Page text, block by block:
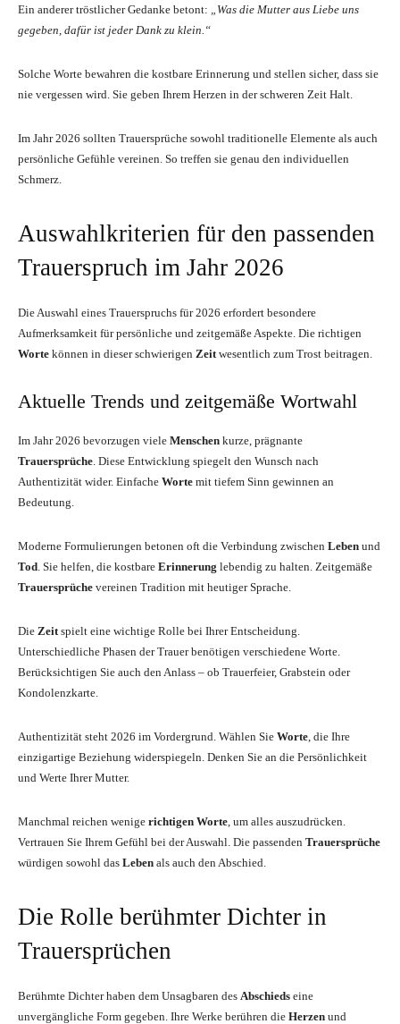
Ein anderer tröstlicher Gedanke betont: „Was die Mutter aus Liebe uns
gegeben, dafür ist jeder Dank zu klein.“
Solche Worte bewahren die kostbare Erinnerung und stellen sicher, dass sie
nie vergessen wird. Sie geben Ihrem Herzen in der schweren Zeit Halt.
Im Jahr 2026 sollten Trauersprüche sowohl traditionelle Elemente als auch
persönliche Gefühle vereinen. So treffen sie genau den individuellen
Schmerz.
Auswahlkriterien für den passenden
Trauerspruch im Jahr 2026
Die Auswahl eines Trauerspruchs für 2026 erfordert besondere
Aufmerksamkeit für persönliche und zeitgemäße Aspekte. Die richtigen
Worte können in dieser schwierigen Zeitwesentlich zum Trost beitragen.
Aktuelle Trends und zeitgemäße Wortwahl
Im Jahr 2026 bevorzugen viele Menschen kurze, prägnante
Trauersprüche. Diese Entwicklung spiegelt den Wunsch nach
Authentizität wider. Einfache Worte mit tiefem Sinn gewinnen an
Bedeutung.
Moderne Formulierungen betonen oft die Verbindung zwischen Leben und
Tod. Sie helfen, die kostbare Erinnerung lebendig zu halten. Zeitgemäße
Trauersprüche vereinen Tradition mit heutiger Sprache.
Die Zeitspielt eine wichtige Rolle bei Ihrer Entscheidung.
Unterschiedliche Phasen der Trauer benötigen verschiedene Worte.
Berücksichtigen Sie auch den Anlass – ob Trauerfeier, Grabstein oder
Kondolenzkarte.
Authentizität steht 2026 im Vordergrund. Wählen Sie Worte, die Ihre
einzigartige Beziehung widerspiegeln. Denken Sie an die Persönlichkeit
und Werte Ihrer Mutter.
Manchmal reichen wenige richtigen Worte, um alles auszudrücken.
Vertrauen Sie Ihrem Gefühl bei der Auswahl. Die passenden Trauersprüche
würdigen sowohl das Leben als auch den Abschied.
Die Rolle berühmter Dichter in
Trauersprüchen
Berühmte Dichter haben dem Unsagbaren des Abschieds eine
unvergängliche Form gegeben. Ihre Werke berühren die Herzen und